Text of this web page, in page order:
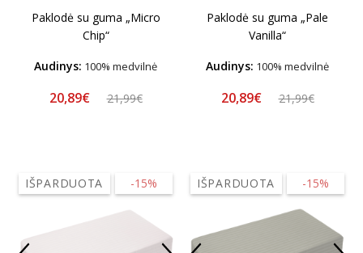
Paklodė su guma „Micro
Chip“
Audinys: 100% medvilnė
20,89€ 21,99€
Paklodė su guma „Pale
Vanilla“
Audinys: 100% medvilnė
20,89€ 21,99€
-15%
IŠPARDUOTA -15%
IŠPARDUOTA